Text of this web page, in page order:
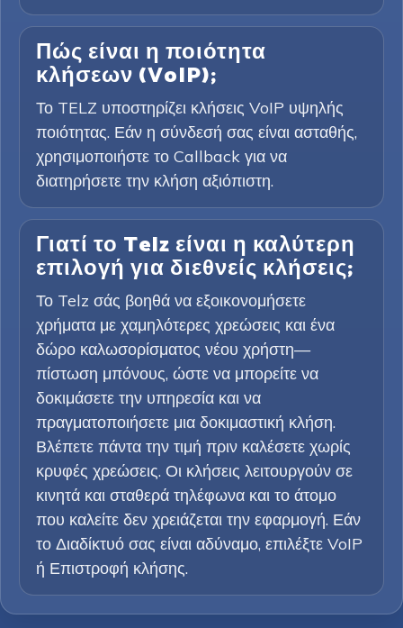
Πώς είναι η ποιότητα
κλήσεων (VoIP);
Το TELZ υποστηρίζει κλήσεις VoIP υψηλής
ποιότητας. Εάν η σύνδεσή σας είναι ασταθής,
χρησιμοποιήστε το Callback για να
διατηρήσετε την κλήση αξιόπιστη.
Γιατί το Telz είναι η καλύτερη
επιλογή για διεθνείς κλήσεις;
Το Telz σάς βοηθά να εξοικονομήσετε
χρήματα με χαμηλότερες χρεώσεις και ένα
δώρο καλωσορίσματος νέου χρήστη—
πίστωση μπόνους, ώστε να μπορείτε να
δοκιμάσετε την υπηρεσία και να
πραγματοποιήσετε μια δοκιμαστική κλήση.
Βλέπετε πάντα την τιμή πριν καλέσετε χωρίς
κρυφές χρεώσεις. Οι κλήσεις λειτουργούν σε
κινητά και σταθερά τηλέφωνα και το άτομο
που καλείτε δεν χρειάζεται την εφαρμογή. Εάν
το Διαδίκτυό σας είναι αδύναμο, επιλέξτε VoIP
ή Επιστροφή κλήσης.